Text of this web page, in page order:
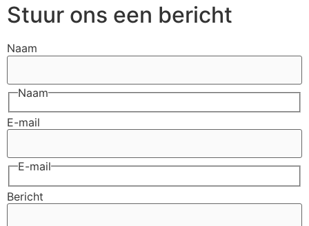
Stuur ons een bericht
Naam
Naam
E-mail
E-mail
Bericht